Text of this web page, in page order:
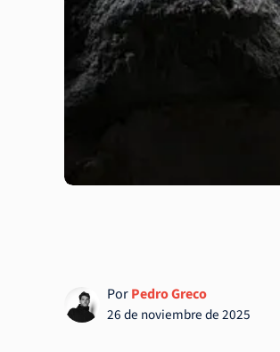
PorPedro Greco
26 de noviembre de 2025